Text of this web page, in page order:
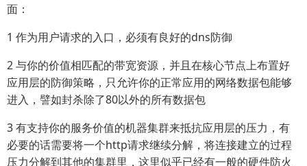
面：
1 作为用户请求的入口，必须有良好的dns防御
2 与你的价值相匹配的带宽资源，并且在核心节点上布置好
应用层的防御策略，只允许你的正常应用的网络数据包能够
进入，譬如封杀除了80以外的所有数据包
3 有支持你的服务价值的机器集群来抵抗应用层的压力，有
必要的话需要将一个http请求继续分解，将连接建立的过程
压力分解到其他的集群里，这里似乎已经有一般的硬件防火